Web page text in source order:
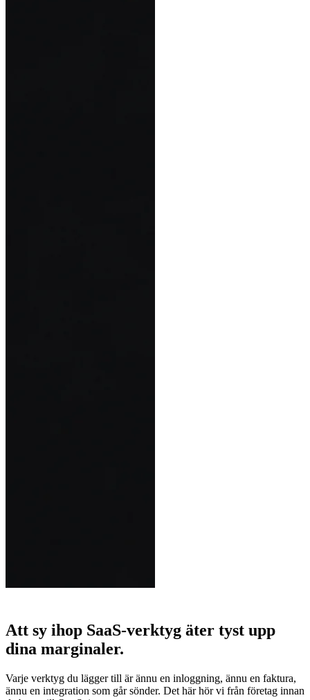
Att sy ihop SaaS-verktyg äter tyst upp
dina marginaler.
Varje verktyg du lägger till är ännu en inloggning, ännu en faktura,
ännu en integration som går sönder. Det här hör vi från företag innan